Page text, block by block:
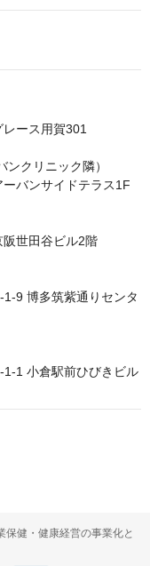
ース用賀301
ンクリニック隣）
バンサイドテラス1F
世田谷ビル2階
9 博多筑紫通りセンタ
1 小倉駅前ひびきビル
保健・健康経営の事業化と